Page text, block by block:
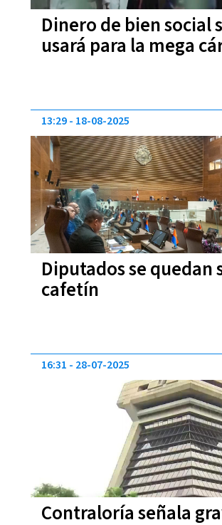
Dinero de bien social
usará para la mega
Diputados se quedan
cafetín
13:29 18-08-2025
Contraloría señala
16:31 28-07-2025